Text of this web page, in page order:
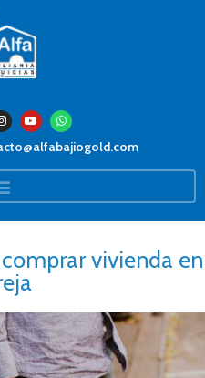
vivienda en